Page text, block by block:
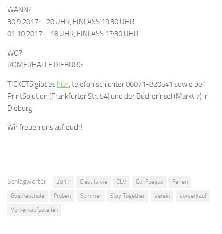
WANN?
30.9.2017 – 20 UHR, EINLASS 19:30 UHR
01.10.2017 – 18 UHR, EINLASS 17:30 UHR
WO?
RÖMERHALLE DIEBURG
TICKETS gibt es hier, telefonisch unter 06071-820541 sowie bei
PrintSolution (Frankfurter Str. 54) und der Bücherinsel (Markt 7) in
Dieburg.
Wir freuen uns auf euch!
Schlagwörter: 2017 C'est la vie CLV ConFuegos
Ferien
Goetheschule
Proben Sommer Stay Together Verein
Vorverkauf
Vorverkaufsstellen